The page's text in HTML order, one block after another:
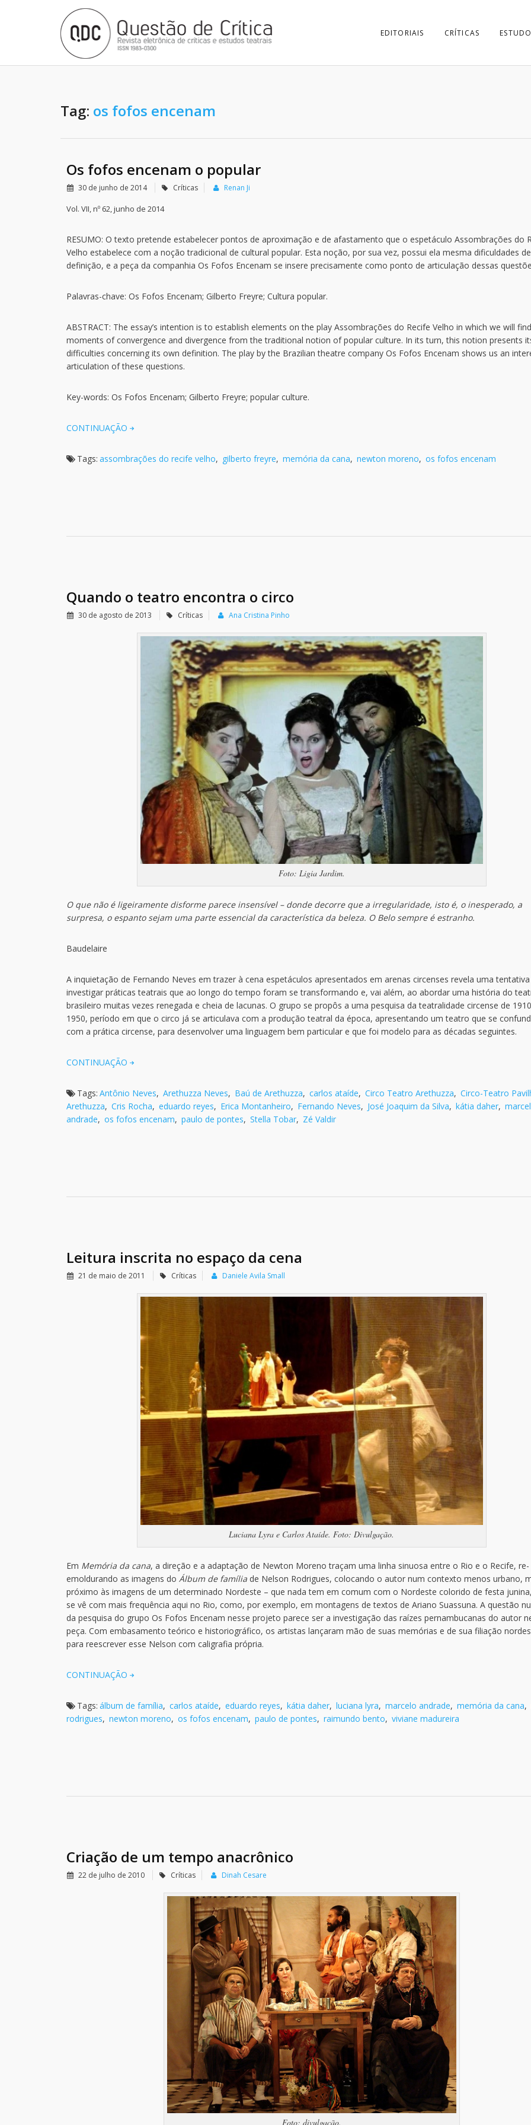
EDITORIAIS CRÍTICAS
Tag: os fofos encenam
Os fofos encenam o popular
30 de junho de 2014 Críticas Renan Ji
Vol. VII, nº 62, junho de 2014
RESUMO: O texto pretende estabelecer pontos de aproximação e de afastamento que o espetáculo Assombrações do
Velho estabelece com a noção tradicional de cultural popular. Esta noção, por sua vez, possui ela mesma dificuldades de
definição, e a peça da companhia Os Fofos Encenam se insere precisamente como ponto de articulação dessas
Palavras-chave: Os Fofos Encenam; Gilberto Freyre; Cultura popular.
ABSTRACT: The essay’s intention is to establish elements on the play Assombrações do Recife Velho in which we will find
moments of convergence and divergence from the traditional notion of popular culture. In its turn, this notion presents
difficulties concerning its own definition. The play by the Brazilian theatre company Os Fofos Encenam shows us an
articulation of these questions.
Key-words: Os Fofos Encenam; Gilberto Freyre; popular culture.
CONTINUAÇÃO
Tags: assombrações do recife velho, gilberto freyre, memória da cana, newton moreno, os fofos encenam
Quando o teatro encontra o circo
30 de agosto de 2013 Críticas Ana Cristina Pinho
Foto: Ligia Jardim.
O que não é ligeiramente disforme parece insensível – donde decorre que a irregularidade, isto é, o inesperado, a
surpresa, o espanto sejam uma parte essencial da característica da beleza. O Belo sempre é estranho.
Baudelaire
A inquietação de Fernando Neves em trazer à cena espetáculos apresentados em arenas circenses revela uma
investigar práticas teatrais que ao longo do tempo foram se transformando e, vai além, ao abordar uma história do
brasileiro muitas vezes renegada e cheia de lacunas. O grupo se propôs a uma pesquisa da teatralidade circense de
1950, período em que o circo já se articulava com a produção teatral da época, apresentando um teatro que se
com a prática circense, para desenvolver uma linguagem bem particular e que foi modelo para as décadas seguintes.
CONTINUAÇÃO
Tags: Antônio Neves, Arethuzza Neves, Baú de Arethuzza, carlos ataíde, Circo Teatro Arethuzza, Circo-Teatro
Arethuzza, Cris Rocha, eduardo reyes, Erica Montanheiro, Fernando Neves, José Joaquim da Silva, kátia daher,
andrade, os fofos encenam, paulo de pontes, Stella Tobar, Zé Valdir
Leitura inscrita no espaço da cena
21 de maio de 2011 Críticas Daniele Avila Small
Luciana Lyra e Carlos Ataíde. Foto: Divulgação.
Em Memória da cana, a direção e a adaptação de Newton Moreno traçam uma linha sinuosa entre o Rio e o Recife, re-
emoldurando as imagens do Álbum de família de Nelson Rodrigues, colocando o autor num contexto menos urbano,
próximo às imagens de um determinado Nordeste – que nada tem em comum com o Nordeste colorido de festa
se vê com mais frequência aqui no Rio, como, por exemplo, em montagens de textos de Ariano Suassuna. A questão
da pesquisa do grupo Os Fofos Encenam nesse projeto parece ser a investigação das raízes pernambucanas do autor
peça. Com embasamento teórico e historiográfico, os artistas lançaram mão de suas memórias e de sua filiação
para reescrever esse Nelson com caligrafia própria.
CONTINUAÇÃO
Tags: álbum de família, carlos ataíde, eduardo reyes, kátia daher, luciana lyra, marcelo andrade, memória da cana,
rodrigues, newton moreno, os fofos encenam, paulo de pontes, raimundo bento, viviane madureira
Criação de um tempo anacrônico
22 de julho de 2010 Críticas Dinah Cesare
Foto: divulgação.